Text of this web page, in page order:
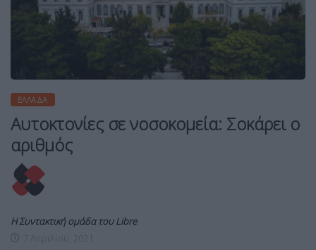
ΕΛΛΆΔΑ
Αυτοκτονίες σε νοσοκομεία: Σοκάρει ο
αριθμός
Η Συντακτική ομάδα του Libre